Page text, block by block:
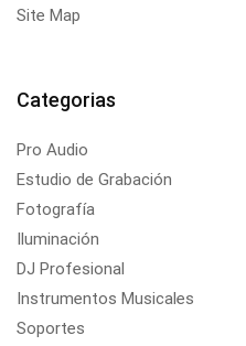
Site Map
Categorias
Pro Audio
Estudio de Grabación
Fotografía
Iluminación
DJ Profesional
Instrumentos Musicales
Soportes